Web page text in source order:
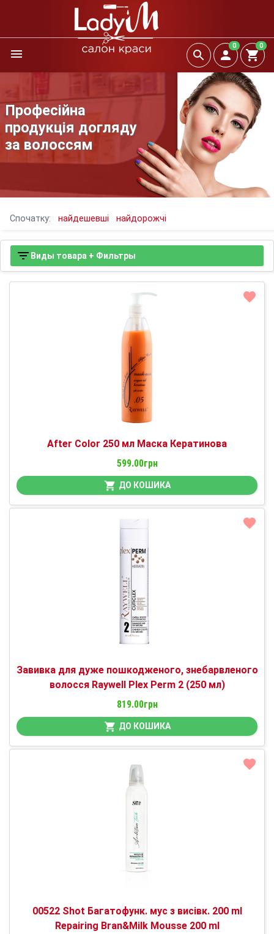
0 0
Професійна
продукція догляду
за волоссям
Спочатку: найдешевші найдорожчі
Виды товара + Фильтры
After Color 250 мл Маска Кератинова
599.00грн
ДО КОШИКА
Завивка для дуже пошкодженого, знебарвленого
волосся Raywell Plex Perm 2 (250 мл)
819.00грн
ДО КОШИКА
00522 Shot Багатофунк. мус з висівк. 200 ml
Repairing Bran&Milk Mousse 200 ml